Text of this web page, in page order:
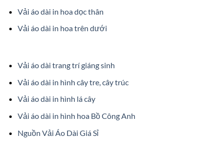
Vải áo dài in hoa dọc thân
Vải áo dài in hoa trên dưới
Vải áo dài trang trí giáng sinh
Vải áo dài in hình cây tre, cây trúc
Vải áo dài in hình lá cây
Vải áo dài in hình hoa Bồ Công Anh
Nguồn Vải Áo Dài Giá Sỉ